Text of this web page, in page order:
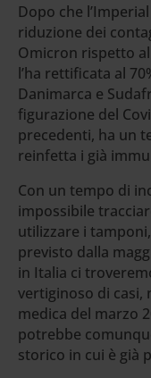
Dopo che
riduzione dei
Omicron rispetto
l’ha rettificata al
Danimarca e
figurazione del
precedenti, ha un
reinfetta i già
Con un tempo di
impossibile
utilizzare i
previsto dalla
in Italia ci
vertiginoso di casi,
medica del marzo
potrebbe
storico in cui è già